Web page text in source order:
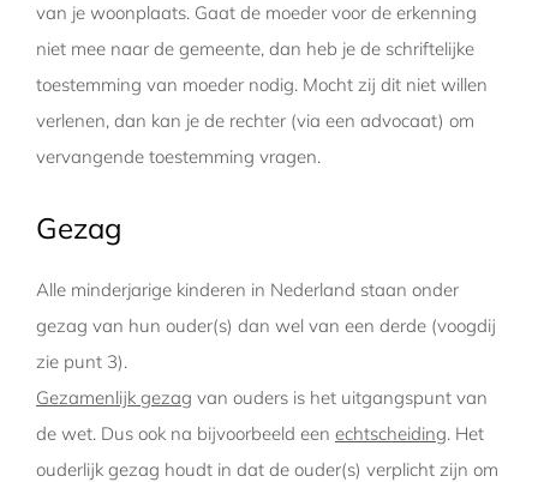
van je woonplaats. Gaat de moeder voor de erkenning
niet mee naar de gemeente, dan heb je de schriftelijke
toestemming van moeder nodig. Mocht zij dit niet willen
verlenen, dan kan je de rechter (via een advocaat) om
vervangende toestemming vragen.
Gezag
Alle minderjarige kinderen in Nederland staan onder
gezag van hun ouder(s) dan wel van een derde (voogdij
zie punt 3).
Gezamenlijk gezag van ouders is het uitgangspunt van
de wet. Dus ook na bijvoorbeeld een echtscheiding. Het
ouderlijk gezag houdt in dat de ouder(s) verplicht zijn om